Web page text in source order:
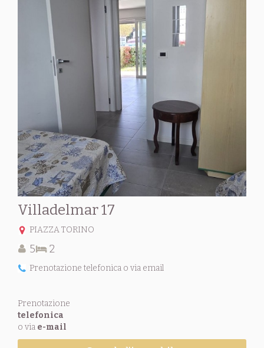
Villadelmar 17
PIAZZA TORINO
5 2
Prenotazione telefonica o via email
Prenotazione
telefonica
o via e-mail